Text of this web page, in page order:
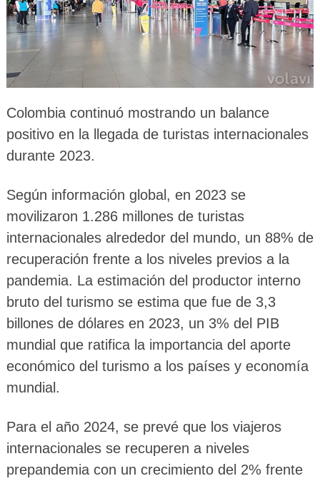
Colombia continuó mostrando un balance
positivo en la llegada de turistas internacionales
durante 2023.
Según información global, en 2023 se
movilizaron 1.286 millones de turistas
internacionales alrededor del mundo, un 88% de
recuperación frente a los niveles previos a la
pandemia. La estimación del productor interno
bruto del turismo se estima que fue de 3,3
billones de dólares en 2023, un 3% del PIB
mundial que ratifica la importancia del aporte
económico del turismo a los países y economía
mundial.
Para el año 2024, se prevé que los viajeros
internacionales se recuperen a niveles
prepandemia con un crecimiento del 2% frente